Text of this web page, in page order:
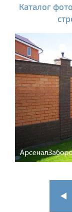
Каталог